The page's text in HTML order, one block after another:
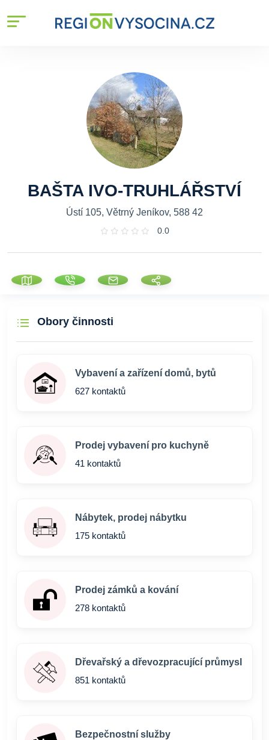
BAŠTA IVO-TRUHLÁŘSTVÍ
Ústí 105, Větrný Jeníkov, 588 42
0.0
Obory činnosti
Vybavení a zařízení domů, bytů
627 kontaktů
Prodej vybavení pro kuchyně
41 kontaktů
Nábytek, prodej nábytku
175 kontaktů
Prodej zámků a kování
278 kontaktů
Dřevařský a dřevozpracující průmysl
851 kontaktů
Bezpečnostní služby